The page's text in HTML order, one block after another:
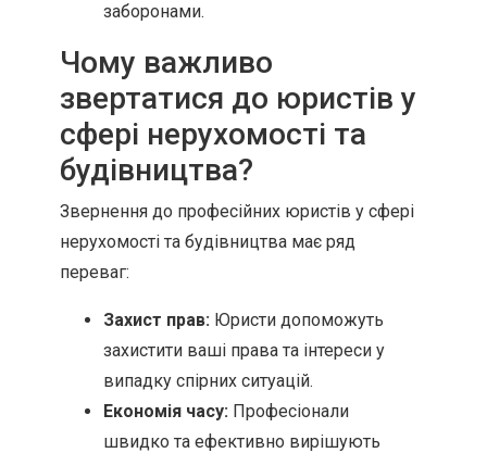
заборонами.
Чому важливо
звертатися до юристів у
сфері нерухомості та
будівництва?
Звернення до професійних юристів у сфері
нерухомості та будівництва має ряд
переваг:
Захист прав: Юристи допоможуть
захистити ваші права та інтереси у
випадку спірних ситуацій.
Економія часу: Професіонали
швидко та ефективно вирішують